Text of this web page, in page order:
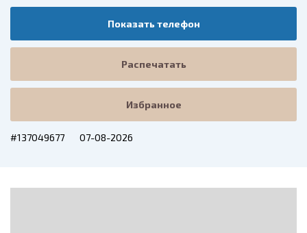
Показать телефон
Распечатать
Избранное
#137049677 07-08-2026